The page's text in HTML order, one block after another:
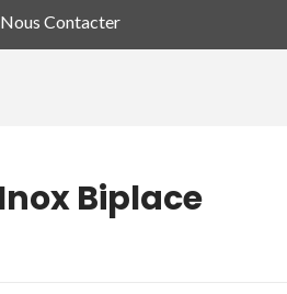
Nous Contacter
Biplace